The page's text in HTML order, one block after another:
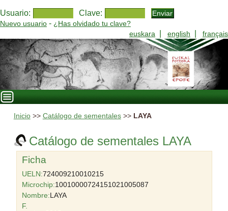
Usuario: Clave:
Nuevo usuario - ¿Has olvidado tu clave?
euskara
english français
Inicio>> Catálogo de sementales>> LAYA
Catálogo de sementales LAYA
Ficha
UELN:724009210010215
Microchip:10010000724151021005087
Nombre:LAYA
F.